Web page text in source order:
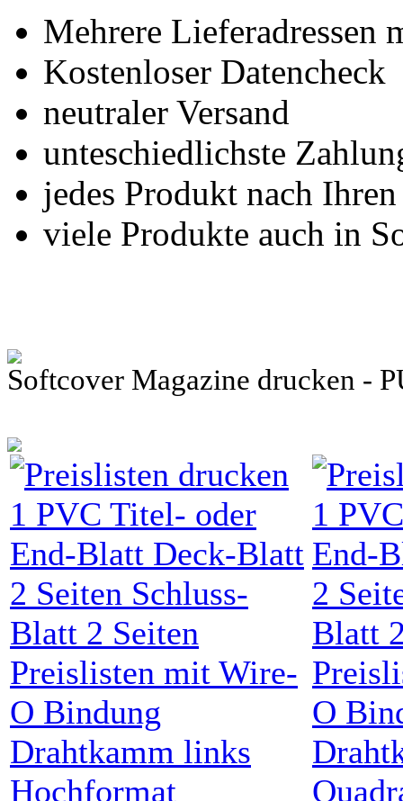
Mehrere Lieferadressen
Kostenloser Datencheck
neutraler Versand
unteschiedlichste
jedes Produkt nach
viele Produkte auch in
Softcover Magazine drucken -